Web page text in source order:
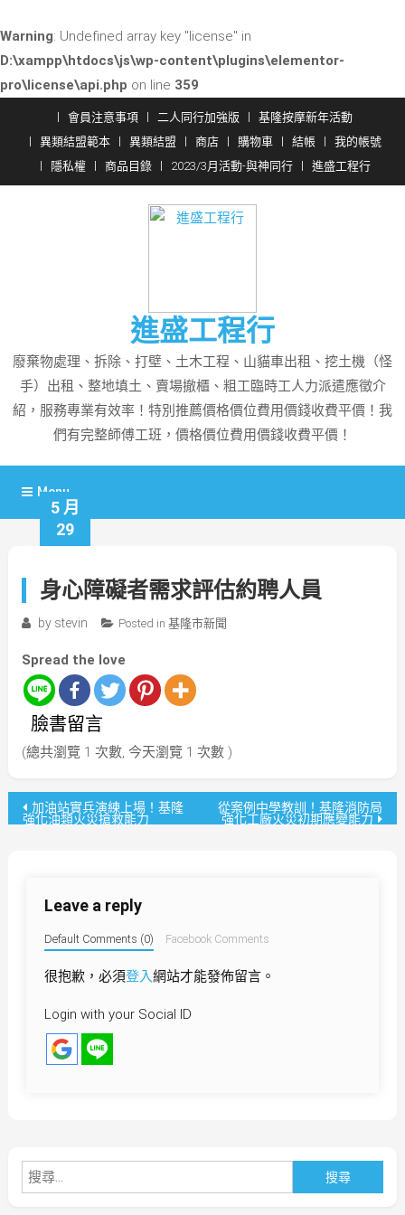
Warning: Undefined array key "license" in
D:\xampp\htdocs\js\wp-content\plugins\elementor-
pro\license\api.php on line 359
content
會員注意事項 二人同行加強版
基隆按摩新年活動
異類結盟範本
異類結盟 商店 購物車 結帳
我的帳號
隱私權
商品目錄 2023/3月活動-與神同行 進盛工程行
進盛工程行
廢棄物處理、拆除、打壁、土木工程、山貓車出租、挖土機（怪
手）出租、整地填土、賣場撤櫃、粗工臨時工人力派遣應徵介
紹，服務專業有效率！特別推薦價格價位費用價錢收費平價！我
們有完整師傅工班，價格價位費用價錢收費平價！
Menu
5 月
29
身心障礙者需求評估約聘人員
by stevin Posted in 基隆市新聞
Spread the love
臉書留言
(總共瀏覽 1 次數, 今天瀏覽 1 次數 )
文加油站實兵演練上場！基隆
強化油類火災搶救能力
從案例中學教訓！基隆消防局
強化工廠火災初期應變能力
Leave a reply
Default Comments (0) Facebook Comments
很抱歉，必須登入網站才能發佈留言。
Login with your Social ID
尋